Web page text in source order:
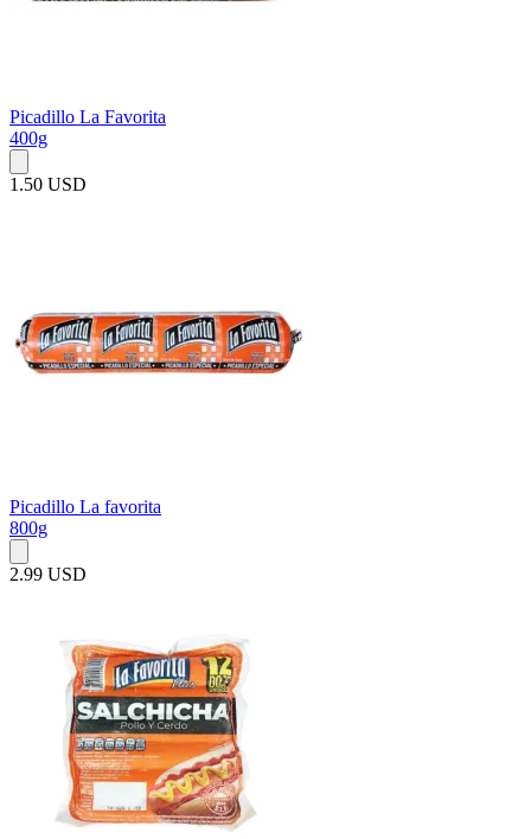
Picadillo La Favorita
400g
1.50 USD
Picadillo La favorita
800g
2.99 USD